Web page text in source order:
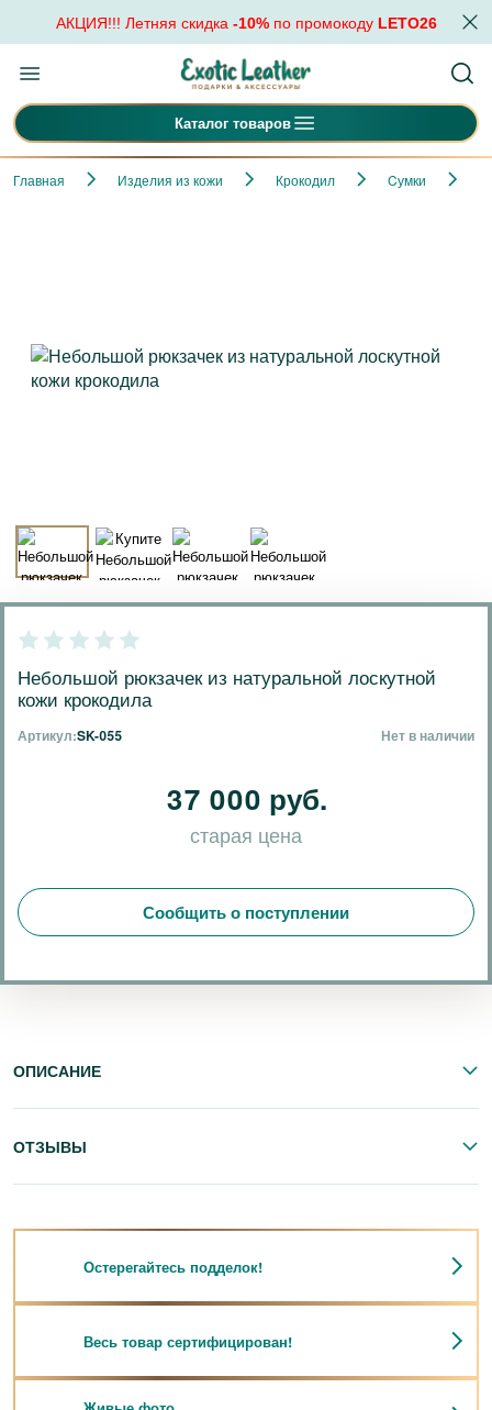
АКЦИЯ!!! Летняя скидка -10%по промокоду LETO26
Каталог товаров
Главная Изделия из кожи Крокодил Cумки
Небольшой рюкзачек из натуральной лоскутной
кожи крокодила
Артикул:SK-055 Нет в наличии
37 000 руб.
старая цена
Сообщить о поступлении
ОПИСАНИЕ
ОТЗЫВЫ
Остерегайтесь подделок!
Весь товар сертифицирован!